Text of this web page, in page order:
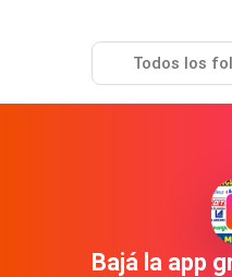
Todos los
Bajá la app